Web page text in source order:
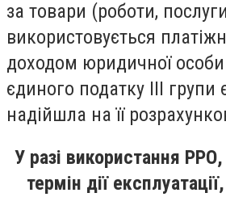
за товари (роботи,
використовується
доходом юридичної
єдиного податку ІІІ
надійшла на її
У разі використання
термін дії